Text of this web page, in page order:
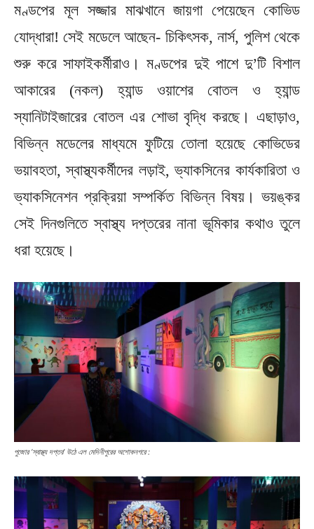
মণ্ডপের মূল সজ্জার মাঝখানে জায়গা পেয়েছেন কোভিড
যোদ্ধারা! সেই মডেলে আছেন- চিকিৎসক, নার্স, পুলিশ থেকে
শুরু করে সাফাইকর্মীরাও। মণ্ডপের দুই পাশে দু’টি বিশাল
আকারের (নকল) হ্যান্ড ওয়াশের বোতল ও হ্যান্ড
স্যানিটাইজারের বোতল এর শোভা বৃদ্ধি করছে। এছাড়াও,
বিভিন্ন মডেলের মাধ্যমে ফুটিয়ে তোলা হয়েছে কোভিডের
ভয়াবহতা, স্বাস্থ্যকর্মীদের লড়াই, ভ্যাকসিনের কার্যকারিতা ও
ভ্যাকসিনেশন প্রক্রিয়া সম্পর্কিত বিভিন্ন বিষয়। ভয়ঙ্কর
সেই দিনগুলিতে স্বাস্থ্য দপ্তরের নানা ভূমিকার কথাও তুলে
ধরা হয়েছে।
পুজোর ‘স্বাস্থ্য দপ্তর’ উঠে এল মেদিনীপুরের অশোকনগরে :